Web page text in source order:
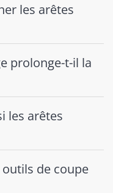
les arêtes
prolonge-t-il la
les arêtes
de coupe